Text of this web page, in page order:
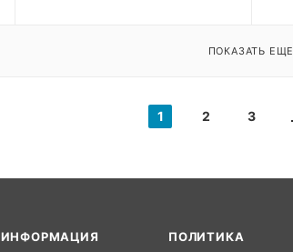
ПОКАЗАТЬ ЕЩЕ
1 2 3
ИНФОРМАЦИЯ ПОЛИТИКА